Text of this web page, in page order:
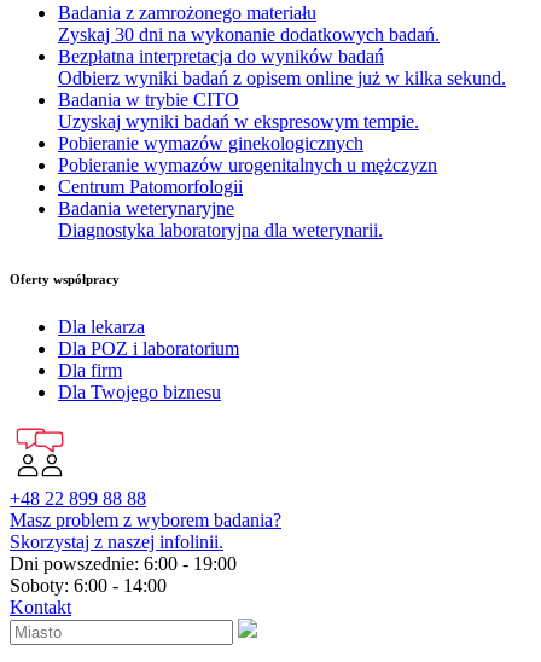
Badania z zamrożonego materiału
Zyskaj 30 dni na wykonanie dodatkowych badań.
Bezpłatna interpretacja do wyników badań
Odbierz wyniki badań z opisem online już w kilka sekund.
Badania w trybie CITO
Uzyskaj wyniki badań w ekspresowym tempie.
Pobieranie wymazów ginekologicznych
Pobieranie wymazów urogenitalnych u mężczyzn
Centrum Patomorfologii
Badania weterynaryjne
Diagnostyka laboratoryjna dla weterynarii.
Oferty współpracy
Dla lekarza
Dla POZ i laboratorium
Dla firm
Dla Twojego biznesu
+48 22 899 88 88
Masz problem z wyborem badania?
Skorzystaj z naszej infolinii.
Dni powszednie: 6:00 - 19:00
Soboty: 6:00 - 14:00
Kontakt